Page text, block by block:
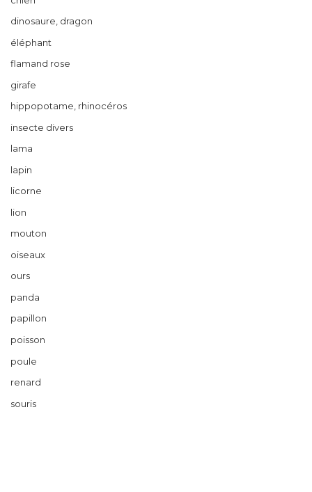
dinosaure, dragon
éléphant
flamand rose
girafe
hippopotame, rhinocéros
insecte divers
lama
lapin
licorne
lion
mouton
oiseaux
ours
panda
papillon
poisson
poule
renard
souris